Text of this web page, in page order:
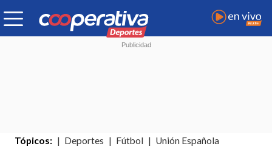
Tópicos: Deportes Fútbol Unión Española